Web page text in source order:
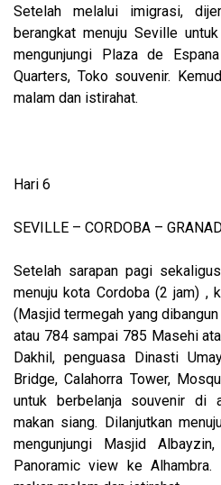
Setelah melalui imigrasi,
berangkat menuju Seville
mengunjungi Plaza de
Quarters, Toko souvenir.
malam dan istirahat.
Hari 6
SEVILLE – CORDOBA –
Setelah sarapan pagi
menuju kota Cordoba (2 jam) ,
(Masjid termegah yang
atau 784 sampai 785 Masehi
Dakhil, penguasa Dinasti
Bridge, Calahorra Tower,
untuk berbelanja souvenir di
makan siang. Dilanjutkan
mengunjungi Masjid
Panoramic view ke